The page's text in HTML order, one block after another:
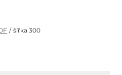
/ šířka 300